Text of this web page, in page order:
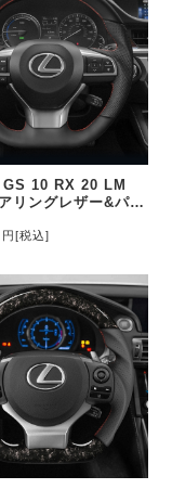
10 RX 20 LM
リングレザー&パン
393_NAP
円 [税込]